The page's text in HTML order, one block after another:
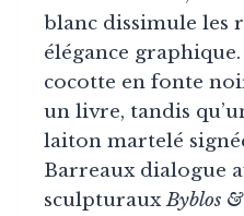
blanc dissimule les
élégance
cocotte en fonte
un livre, tandis
laiton martelé
Barreaux dialogue
sculpturauxByblos